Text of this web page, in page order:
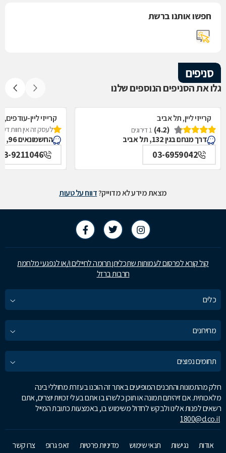
חפשו אותנו ברשת
סניפים
גלו את הסניפים הנוספים שלנו
קרייזי ליין, תל אביב
(4.2)
1 דירוגים
דרך מנחם בגין 132, תל אביב
03-6959042
קרייזי ליין-
לעסק זה אין חוות
החשמונאים 96, תל אביב
9211046
מצאת מידע לא מדוייק?דווח על טעות
קול קורא לפרסום לעמותות שתכליתן תרומה לחיילים ו/או לנפגעי מלחמת
חרבות ברזל
כלים
מחירונים
תחומים נפוצים
חלק מהתמונות והתכנים המופיעים באתר זה הוכנו בעזרת מחוללי בינה
מלאכותית. אם זיהיתם תמונה או תוכן כלשהו בו אתם בעלי זכויות יוצרים, אתם
רשאים לפנות אלינו ולבקש לחדול משימוש בו, באמצעות כתובת המייל
1800@d.co.il
אודות נגישות תנאי שימוש מדיניות פרטיות זאפ גרופ צרו קשר